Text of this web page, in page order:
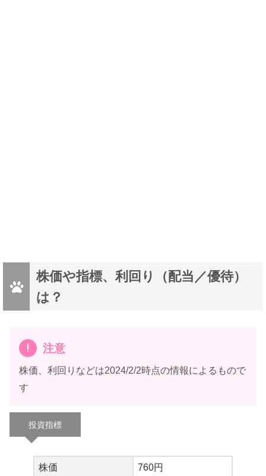
株価や指標、利回り（配当／優待）
は？
注意
株価、利回りなどは2024/2/2時点の情報によるもので
す
投資指標
株価 760円